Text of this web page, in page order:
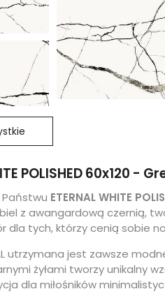
POLISHED 60x120 -
ETERNAL WHITE
z awangardową czernią,
dla tych, którzy cenią sobie
utrzymana jest zawsze
żyłami tworzy unikalny
dla miłośników